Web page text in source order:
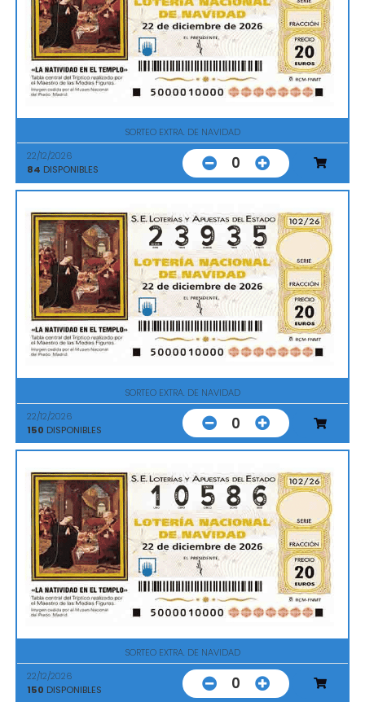
SORTEO EXTRA. DE NAVIDAD
22/12/2026
84 DISPONIBLES 0
SORTEO EXTRA. DE NAVIDAD
22/12/2026
150 DISPONIBLES 0
SORTEO EXTRA. DE NAVIDAD
22/12/2026
150 DISPONIBLES 0